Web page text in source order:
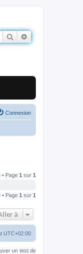
Rechercher
Connexion
Page 1 sur 1
Page 1 sur 1
à
UTC+02:00
un test de